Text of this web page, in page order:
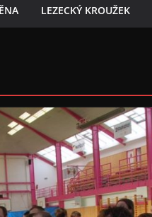
LEZECKÝ KROUŽEK